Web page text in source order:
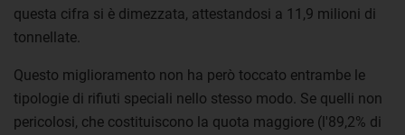
questa cifra si è dimezzata, attestandosi a 11,9 milioni di
tonnellate.
Questo miglioramento non ha però toccato entrambe le
tipologie di rifiuti speciali nello stesso modo. Se quelli non
pericolosi, che costituiscono la quota maggiore (l'89,2% di